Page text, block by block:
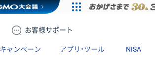
お客様サポート
キャンペーン アプリ・ツール NISA